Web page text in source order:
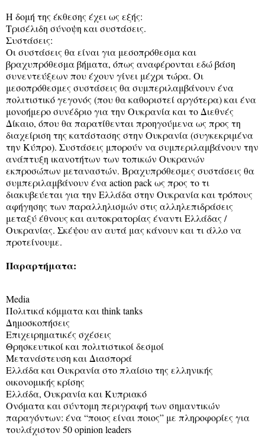
Η δομή της έκθεσης έχει ως εξής:
Τρισέλιδη σύνοψη και συστάσεις.
Συστάσεις:
Οι συστάσεις θα είναι για μεσοπρόθεσμα και
βραχυπρόθεσμα βήματα, όπως αναφέρονται εδώ βάση
συνεντεύξεων που έχουν γίνει μέχρι τώρα. Οι
μεσοπρόθεσμες συστάσεις θα συμπεριλαμβάνουν ένα
πολιτιστικό γεγονός (που θα καθοριστεί αργότερα) και ένα
μονοήμερο συνέδριο για την Ουκρανία και το Διεθνές
Δίκαιο, όπου θα παρατίθενται προηγούμενα ως προς τη
διαχείριση της κατάστασης στην Ουκρανία (συγκεκριμένα
την Κύπρο). Συστάσεις μπορούν να συμπεριλαμβάνουν την
ανάπτυξη ικανοτήτων των τοπικών Ουκρανών
εκπροσώπων μεταναστών. Βραχυπρόθεσμες συστάσεις θα
συμπεριλαμβάνουν ένα action pack ως προς το τι
διακυβεύεται για την Ελλάδα στην Ουκρανία και τρόπους
αφήγησης των παραλληλισμών στις αλληλεπιδράσεις
μεταξύ έθνους και αυτοκρατορίας έναντι Ελλάδας /
Ουκρανίας. Σκέψου αν αυτά μας κάνουν και τι άλλο να
προτείνουμε.
Παραρτήματα:
Media
Πολιτικά κόμματα και think tanks
Δημοσκοπήσεις
Επιχειρηματικές σχέσεις
Θρησκευτικοί και πολιτιστικοί δεσμοί
Μετανάστευση και Διασπορά
Ελλάδα και Ουκρανία στο πλαίσιο της ελληνικής
οικονομικής κρίσης
Ελλάδα, Ουκρανία και Κυπριακό
Ονόματα και σύντομη περιγραφή των σημαντικών
παραγόντων: ένα “ποιος είναι ποιος” με πληροφορίες για
τουλάχιστον 50 opinion leaders